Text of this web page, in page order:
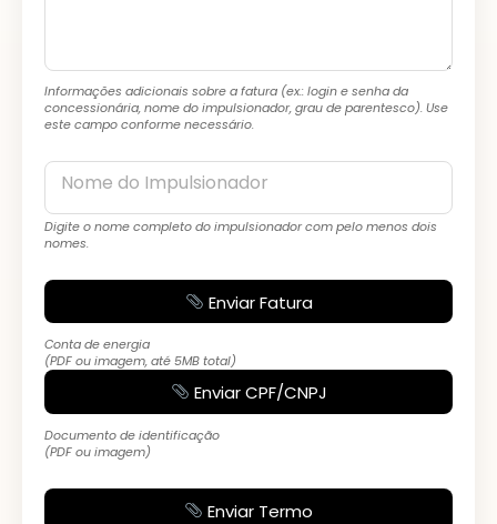
Informações adicionais sobre a fatura (ex.: login e senha da
concessionária, nome do impulsionador, grau de parentesco). Use
este campo conforme necessário.
Nome do Impulsionador
Digite o nome completo do impulsionador com pelo menos dois
nomes.
Enviar Fatura
Conta de energia
(PDF ou imagem, até 5MB total)
Enviar CPF/CNPJ
Documento de identificação
(PDF ou imagem)
Enviar Termo